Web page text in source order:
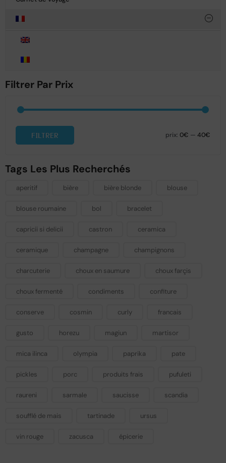
Filtrer Par Prix
FILTRER prix: 0€ — 40€
Tags Les Plus Recherchés
aperitif bière bière blonde blouse
blouse roumaine bol bracelet
capricii si delicii castron ceramica
ceramique champagne champignons
charcuterie choux en saumure choux farçis
choux fermenté condiments confiture
conserve cosmin curly francais
gusto horezu magiun martisor
mica ilinca olympia paprika pate
pickles porc produits frais pufuleti
raureni sarmale saucisse scandia
soufflé de mais tartinade ursus
vin rouge zacusca épicerie